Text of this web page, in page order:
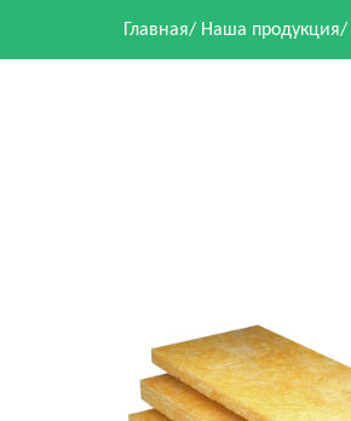
Главная/ Наша продукция/